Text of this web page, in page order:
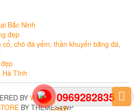
0969282835
Bắc Ninh
đẹp
chó đá yểm, thần khuyển bằng đá,
Hà Tĩnh
BY WORDPRESS |THEME:
BY THEMES4WP